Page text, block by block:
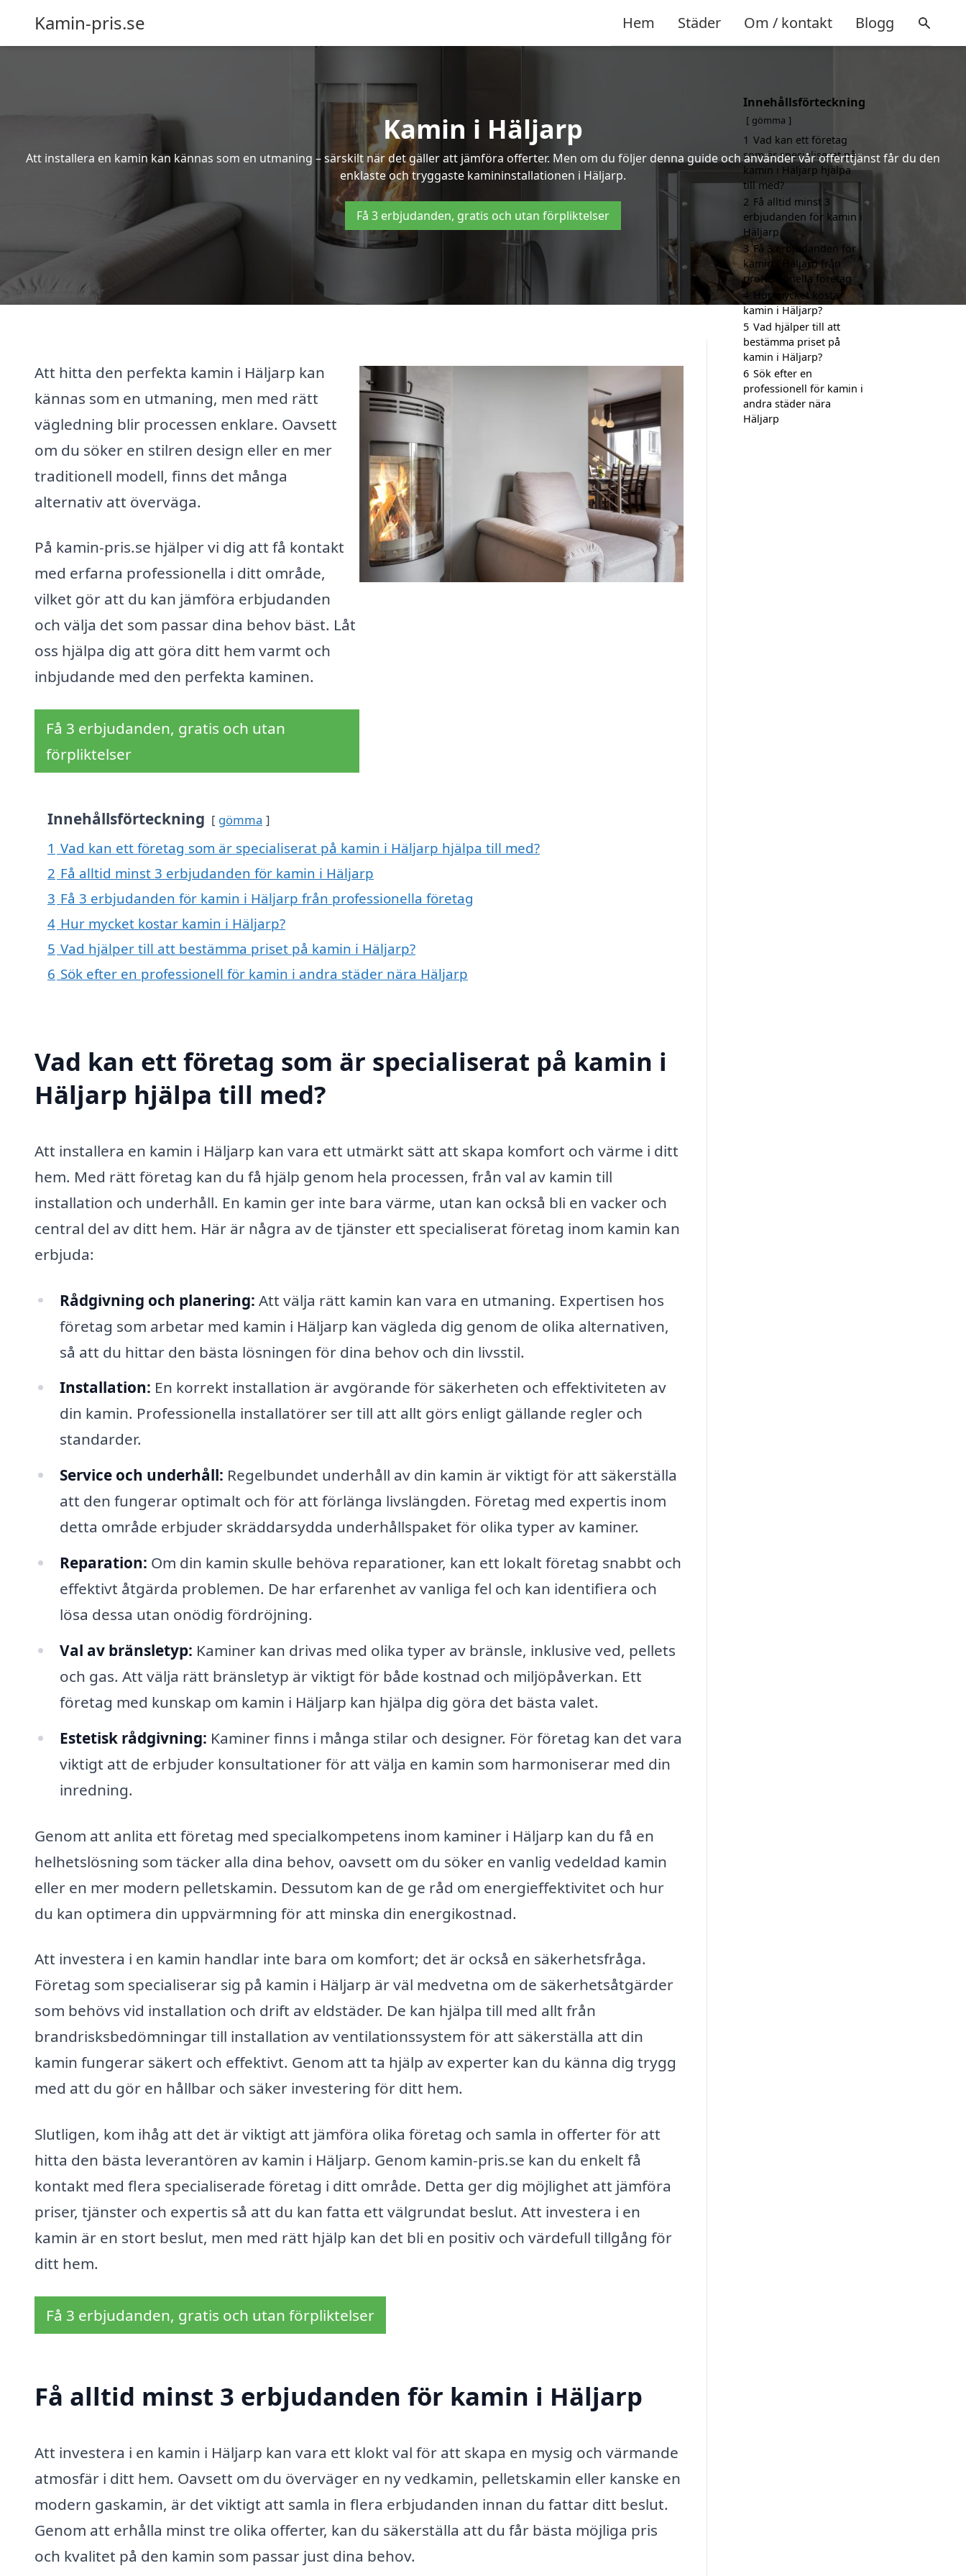
Kamin-pris.se Hem Städer Om / kontakt Blogg
Kamin i Häljarp
Att installera en kamin kan kännas som en utmaning – särskilt när det gäller att jämföra offerter. Men om du följer denna guide och använder vår offerttjänst får du den
enklaste och tryggaste kamininstallationen i Häljarp.
Få 3 erbjudanden, gratis och utan förpliktelser
Att hitta den perfekta kamin i Häljarp kan
kännas som en utmaning, men med rätt
vägledning blir processen enklare. Oavsett
om du söker en stilren design eller en mer
traditionell modell, finns det många
alternativ att överväga.
På kamin-pris.se hjälper vi dig att få kontakt
med erfarna professionella i ditt område,
vilket gör att du kan jämföra erbjudanden
och välja det som passar dina behov bäst. Låt
oss hjälpa dig att göra ditt hem varmt och
inbjudande med den perfekta kaminen.
Få 3 erbjudanden, gratis och utan
förpliktelser
Innehållsförteckning gömma
1 Vad kan ett företag som är specialiserat på kamin i Häljarp hjälpa till med?
2 Få alltid minst 3 erbjudanden för kamin i Häljarp
3 Få 3 erbjudanden för kamin i Häljarp från professionella företag
4 Hur mycket kostar kamin i Häljarp?
5 Vad hjälper till att bestämma priset på kamin i Häljarp?
6 Sök efter en professionell för kamin i andra städer nära Häljarp
Vad kan ett företag som är specialiserat på kamin i
Häljarp hjälpa till med?
Att installera en kamin i Häljarp kan vara ett utmärkt sätt att skapa komfort och värme i ditt
hem. Med rätt företag kan du få hjälp genom hela processen, från val av kamin till
installation och underhåll. En kamin ger inte bara värme, utan kan också bli en vacker och
central del av ditt hem. Här är några av de tjänster ett specialiserat företag inom kamin kan
erbjuda:
Rådgivning och planering: Att välja rätt kamin kan vara en utmaning. Expertisen hos
företag som arbetar med kamin i Häljarp kan vägleda dig genom de olika alternativen,
så att du hittar den bästa lösningen för dina behov och din livsstil.
Installation: En korrekt installation är avgörande för säkerheten och effektiviteten av
din kamin. Professionella installatörer ser till att allt görs enligt gällande regler och
standarder.
Service och underhåll: Regelbundet underhåll av din kamin är viktigt för att säkerställa
att den fungerar optimalt och för att förlänga livslängden. Företag med expertis inom
detta område erbjuder skräddarsydda underhållspaket för olika typer av kaminer.
Reparation: Om din kamin skulle behöva reparationer, kan ett lokalt företag snabbt och
effektivt åtgärda problemen. De har erfarenhet av vanliga fel och kan identifiera och
lösa dessa utan onödig fördröjning.
Val av bränsletyp: Kaminer kan drivas med olika typer av bränsle, inklusive ved, pellets
och gas. Att välja rätt bränsletyp är viktigt för både kostnad och miljöpåverkan. Ett
företag med kunskap om kamin i Häljarp kan hjälpa dig göra det bästa valet.
Estetisk rådgivning: Kaminer finns i många stilar och designer. För företag kan det vara
viktigt att de erbjuder konsultationer för att välja en kamin som harmoniserar med din
inredning.
Genom att anlita ett företag med specialkompetens inom kaminer i Häljarp kan du få en
helhetslösning som täcker alla dina behov, oavsett om du söker en vanlig vedeldad kamin
eller en mer modern pelletskamin. Dessutom kan de ge råd om energieffektivitet och hur
du kan optimera din uppvärmning för att minska din energikostnad.
Att investera i en kamin handlar inte bara om komfort; det är också en säkerhetsfråga.
Företag som specialiserar sig på kamin i Häljarp är väl medvetna om de säkerhetsåtgärder
som behövs vid installation och drift av eldstäder. De kan hjälpa till med allt från
brandrisksbedömningar till installation av ventilationssystem för att säkerställa att din
kamin fungerar säkert och effektivt. Genom att ta hjälp av experter kan du känna dig trygg
med att du gör en hållbar och säker investering för ditt hem.
Slutligen, kom ihåg att det är viktigt att jämföra olika företag och samla in offerter för att
hitta den bästa leverantören av kamin i Häljarp. Genom kamin-pris.se kan du enkelt få
kontakt med flera specialiserade företag i ditt område. Detta ger dig möjlighet att jämföra
priser, tjänster och expertis så att du kan fatta ett välgrundat beslut. Att investera i en
kamin är en stort beslut, men med rätt hjälp kan det bli en positiv och värdefull tillgång för
ditt hem.
Få 3 erbjudanden, gratis och utan förpliktelser
Få alltid minst 3 erbjudanden för kamin i Häljarp
Att investera i en kamin i Häljarp kan vara ett klokt val för att skapa en mysig och värmande
atmosfär i ditt hem. Oavsett om du överväger en ny vedkamin, pelletskamin eller kanske en
modern gaskamin, är det viktigt att samla in flera erbjudanden innan du fattar ditt beslut.
Genom att erhålla minst tre olika offerter, kan du säkerställa att du får bästa möjliga pris
och kvalitet på den kamin som passar just dina behov.
Innehållsförteckning
gömma
1 Vad kan ett företag
som är specialiserat på
kamin i Häljarp hjälpa
till med?
2 Få alltid minst 3
erbjudanden för kamin i
Häljarp
3 Få 3 erbjudanden för
kamin i Häljarp från
professionella företag
4 Hur mycket kostar
kamin i Häljarp?
5 Vad hjälper till att
bestämma priset på
kamin i Häljarp?
6 Sök efter en
professionell för kamin i
andra städer nära
Häljarp